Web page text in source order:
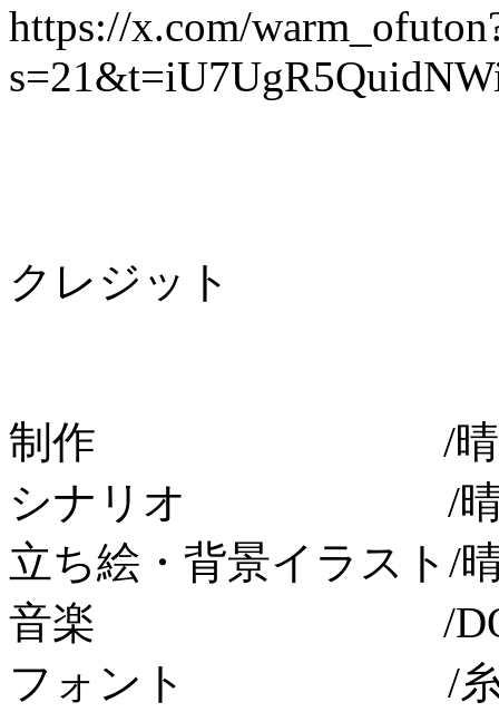
https://x.com/
クレジット
制作 /晴耕
シナリオ /晴
立ち絵・背景イラスト/
音楽 /DOVA-
フォント /糸